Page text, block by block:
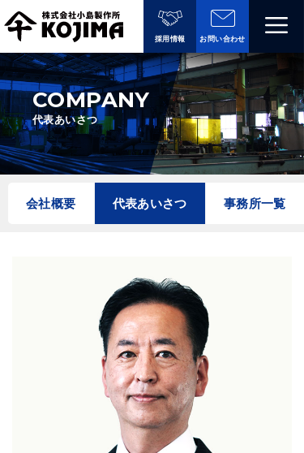
ン
テ
ン
ツ
へ
ス
キ
採用情報 お問い合わせ
COMPANY
代表あいさつ
会社概要 代表あいさつ 事務所一覧